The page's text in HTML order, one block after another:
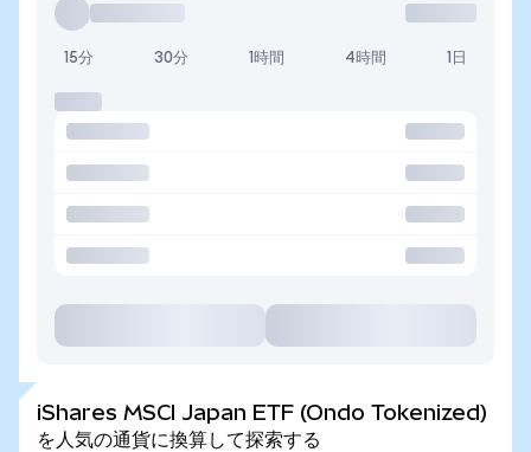
15分 30分 1時間 4時間 1日
iShares MSCI Japan ETF (Ondo Tokenized)
を人気の通貨に換算して探索する